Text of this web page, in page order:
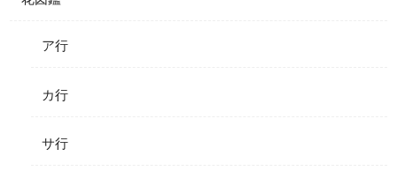
ア行
カ行
サ行